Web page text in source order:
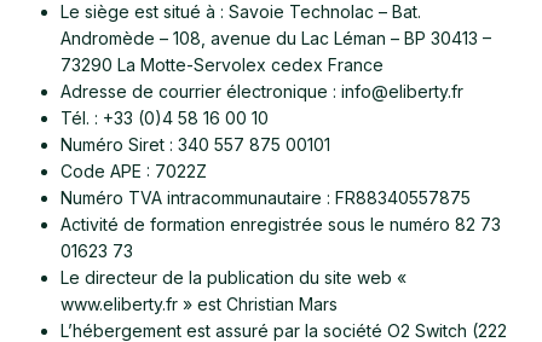
Le siège est situé à : Savoie Technolac – Bat.
Andromède – 108, avenue du Lac Léman – BP 30413 –
73290 La Motte-Servolex cedex France
Adresse de courrier électronique : info@eliberty.fr
Tél. : +33 (0)4 58 16 00 10
Numéro Siret : 340 557 875 00101
Code APE : 7022Z
Numéro TVA intracommunautaire : FR88340557875
Activité de formation enregistrée sous le numéro 82 73
01623 73
Le directeur de la publication du site web «
www.eliberty.fr » est Christian Mars
L’hébergement est assuré par la société O2 Switch (222